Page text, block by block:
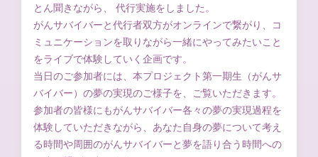
とん聞きながら、 代行実施をしました。
がんサバイバーと代行者双方がオンラインで繋がり、コ
ミュニケーションを取りながら一緒にやってみたいこと
をライブで体験していく企画です。
当日のご参加者には、本プロジェクト第一期生（がんサ
バイバー）の夢の実現のご様子を、ご覧いただきます。
参加者の皆様にもがんサバイバー各々の夢の実現過程を
体験していただきながら、あなた自身の夢について考え
る時間や周囲のがんサバイバーと夢を語り合う時間への